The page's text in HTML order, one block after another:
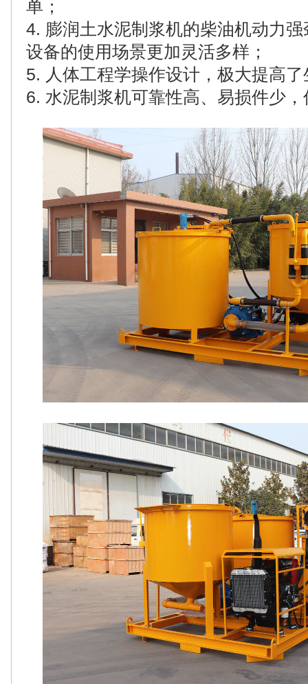
单；
4. 膨润土水泥制浆机的柴油机动力
设备的使用场景更加灵活多样；
5. 人体工程学操作设计，极大提高
6. 水泥制浆机可靠性高、易损件少